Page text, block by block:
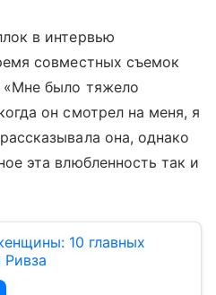
в интервью
совместных съемок
«Мне было тяжело
он смотрел на меня, я
она, однако
эта влюбленность так и
10 главных